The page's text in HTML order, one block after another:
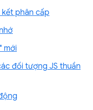
phân cấp
mới
đối tượng JS thuần